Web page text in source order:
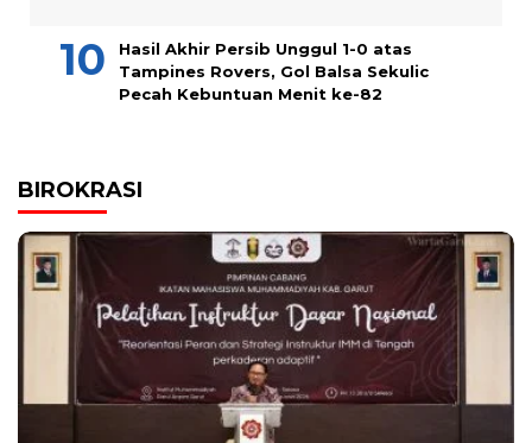
Hasil Akhir Persib Unggul 1-0 atas
Tampines Rovers, Gol Balsa Sekulic
Pecah Kebuntuan Menit ke-82
BIROKRASI